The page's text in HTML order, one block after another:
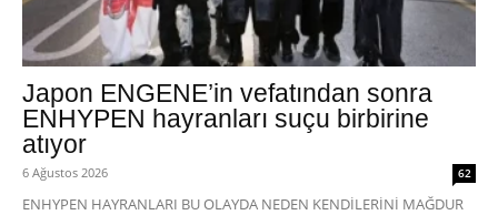
Japon ENGENE’in vefatından sonra
ENHYPEN hayranları suçu birbirine
atıyor
6 Ağustos 2026 62
ENHYPEN HAYRANLARI BU OLAYDA NEDEN KENDİLERİNİ MAĞDUR